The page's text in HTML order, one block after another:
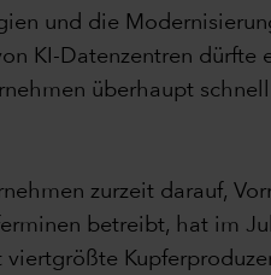
und die
KI-Datenzentren dürfte
überhaupt
zurzeit darauf,
betreibt, hat im